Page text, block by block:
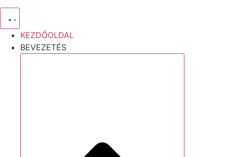
KEZDŐOLDAL
BEVEZETÉS